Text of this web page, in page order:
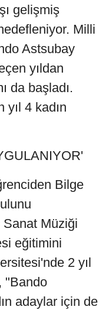
gelişmiş
Milli
Astsubay
yıldan
da başladı.
4 kadın
Bilge
Müziği
eğitimini
2 yıl
"Bando
adaylar için de